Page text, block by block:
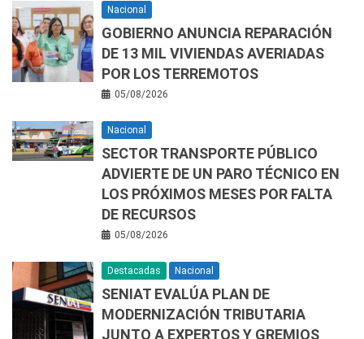
Nacional
GOBIERNO ANUNCIA REPARACIÓN
DE 13 MIL VIVIENDAS AVERIADAS
POR LOS TERREMOTOS
05/08/2026
Nacional
SECTOR TRANSPORTE PÚBLICO
ADVIERTE DE UN PARO TÉCNICO EN
LOS PRÓXIMOS MESES POR FALTA
DE RECURSOS
05/08/2026
Destacadas Nacional
SENIAT EVALÚA PLAN DE
MODERNIZACIÓN TRIBUTARIA
JUNTO A EXPERTOS Y GREMIOS